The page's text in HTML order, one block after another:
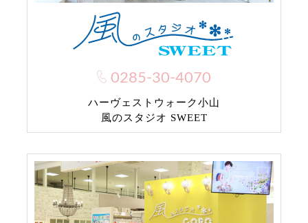
0285-30-4070
ハーヴェストウォーク小山
風のスタジオ SWEET